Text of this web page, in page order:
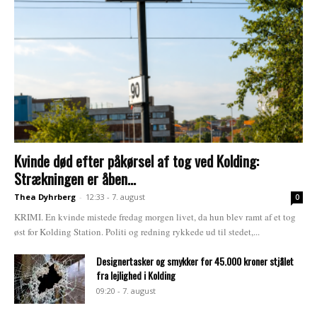
Kvinde død efter påkørsel af tog ved Kolding:
Strækningen er åben...
Thea Dyhrberg - 12:33 - 7. august 0
KRIMI. En kvinde mistede fredag morgen livet, da hun blev ramt af et tog
øst for Kolding Station. Politi og redning rykkede ud til stedet,...
Designertasker og smykker for 45.000 kroner stjålet
fra lejlighed i Kolding
09:20 - 7. august